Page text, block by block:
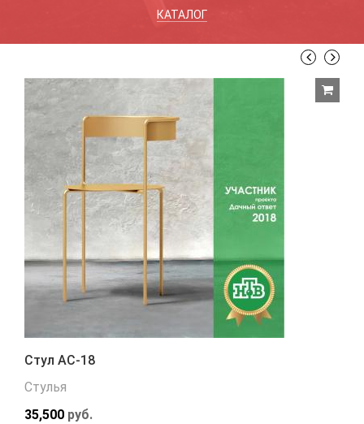
КАТАЛОГ
Стул АС-18
Стулья
35,500 руб.